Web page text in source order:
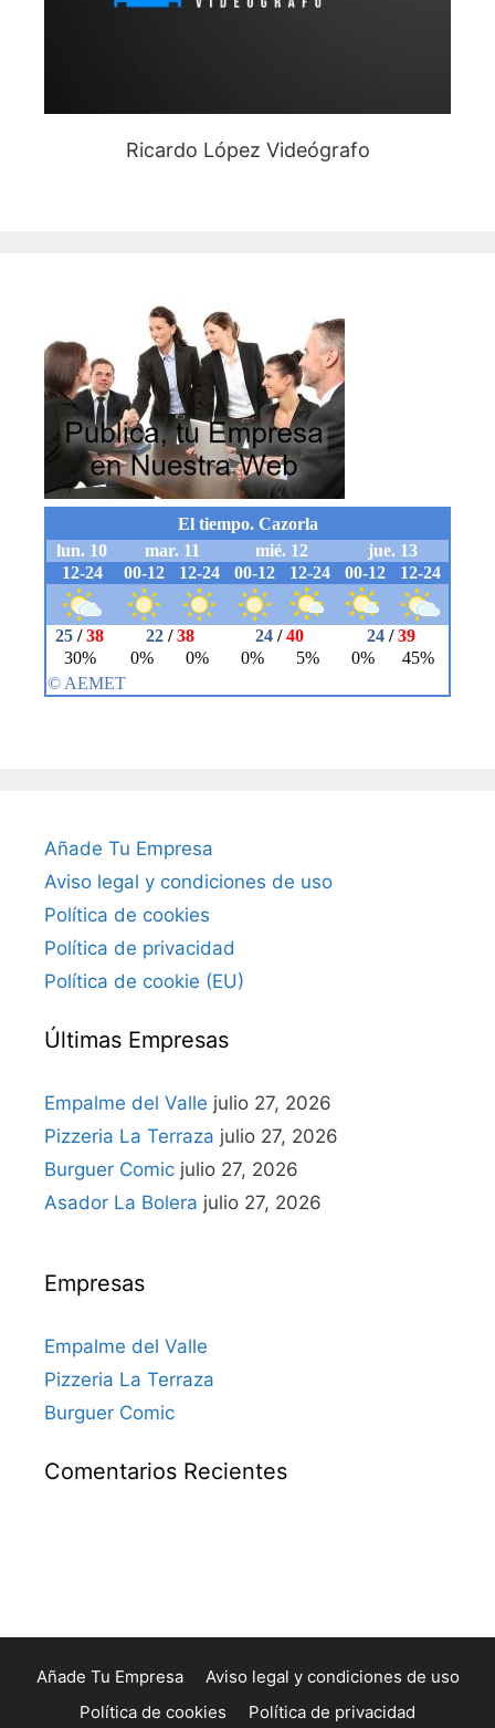
Ricardo López Videógrafo
Añade Tu Empresa
Aviso legal y condiciones de uso
Política de cookies
Política de privacidad
Política de cookie (EU)
Últimas Empresas
Empalme del Valle julio 27, 2026
Pizzeria La Terraza julio 27, 2026
Burguer Comic julio 27, 2026
Asador La Bolera julio 27, 2026
Empresas
Empalme del Valle
Pizzeria La Terraza
Burguer Comic
Comentarios Recientes
Añade Tu Empresa
Aviso legal y condiciones de uso
Política de cookies
Política de privacidad